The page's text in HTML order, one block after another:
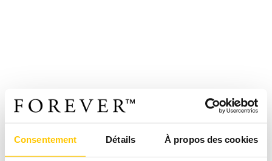
Consentement Détails À propos des cookies